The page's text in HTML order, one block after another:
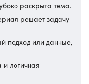
раскрыта тема.
решает задачу
подход или данные,
и логичная